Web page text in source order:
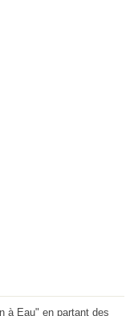
à Eau" en partant des